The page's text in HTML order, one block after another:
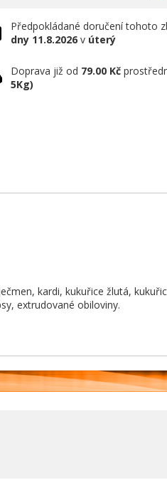
Předpokládané doručení tohoto
dny 11.8.2026 v úterý
Doprava již od 79.00 Kč
5Kg)
kardi, kukuřice žlutá,
extrudované obiloviny.